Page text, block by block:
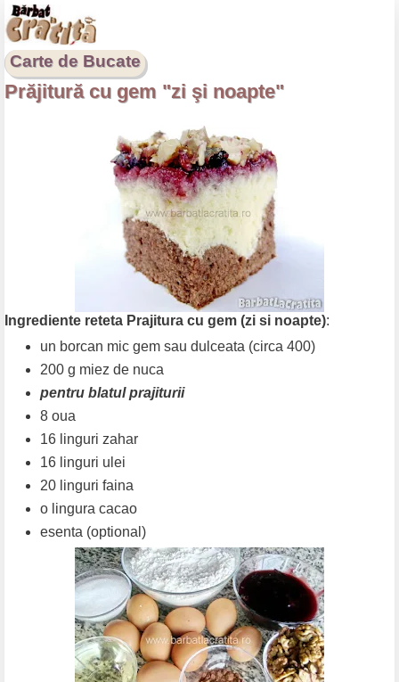
Carte de Bucate
Prăjitură cu gem "zi şi noapte"
Ingrediente reteta Prajitura cu gem (zi si noapte):
un borcan mic gem sau dulceata (circa 400)
200 g miez de nuca
pentru blatul prajiturii
8 oua
16 linguri zahar
16 linguri ulei
20 linguri faina
o lingura cacao
esenta (optional)